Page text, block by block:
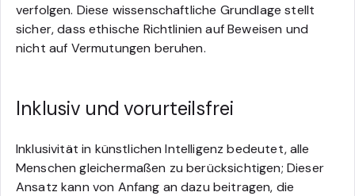
verfolgen. Diese wissenschaftliche Grundlage stellt
sicher, dass ethische Richtlinien auf Beweisen und
nicht auf Vermutungen beruhen.
Inklusiv und vorurteilsfrei
Inklusivität in künstlichen Intelligenz bedeutet, alle
Menschen gleichermaßen zu berücksichtigen; Dieser
Ansatz kann von Anfang an dazu beitragen, die